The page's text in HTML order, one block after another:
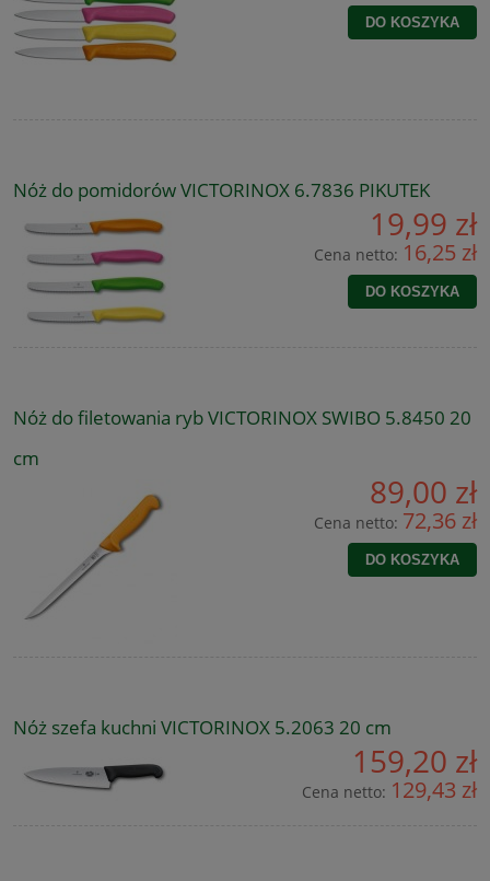
DO KOSZYKA
Nóż do pomidorów VICTORINOX 6.7836 PIKUTEK
19,99 zł
Cena netto: 16,25 zł
DO KOSZYKA
Nóż do filetowania ryb VICTORINOX SWIBO 5.8450 20
cm
89,00 zł
Cena netto: 72,36 zł
DO KOSZYKA
Nóż szefa kuchni VICTORINOX 5.2063 20 cm
159,20 zł
Cena netto: 129,43 zł